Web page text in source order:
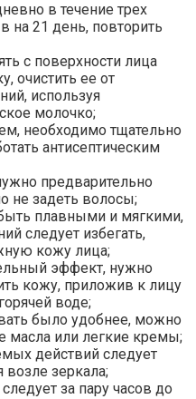
в течение трех
на 21 день, повторить
с поверхности лица
очистить ее от
используя
молочко;
необходимо тщательно
антисептическим
предварительно
не задеть волосы;
плавными и мягкими,
следует избегать,
кожу лица;
эффект, нужно
кожу, приложив к лицу
воде;
было удобнее, можно
масла или легкие кремы;
действий следует
возле зеркала;
за пару часов до